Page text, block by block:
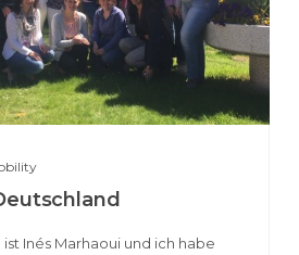
Inés Marhaoui und ich habe